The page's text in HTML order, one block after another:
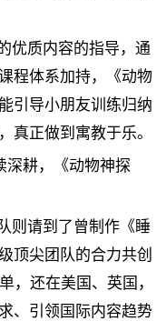
优质内容的指导，通
程体系加持，《动物
引导小朋友训练归纳
真正做到寓教于乐。
深耕，《动物神探
则请到了曾制作《睡
顶尖团队的合力共创
，还在美国、英国，
、引领国际内容趋势